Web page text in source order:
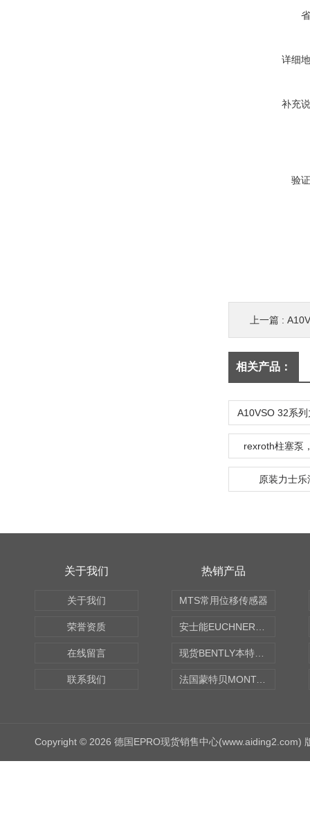
详细
补充
验
上一篇 :
相关产品：
rexroth柱塞泵
原装力士
关于我们
关于我们
荣誉资质
在线留言
联系我们
热销产品
MTS常用位移传感器
法国蒙特贝MONTABERT打壳机凿岩机Z92
Copyright © 2026 德国EPRO现货销售中心(www.aiding2.com)